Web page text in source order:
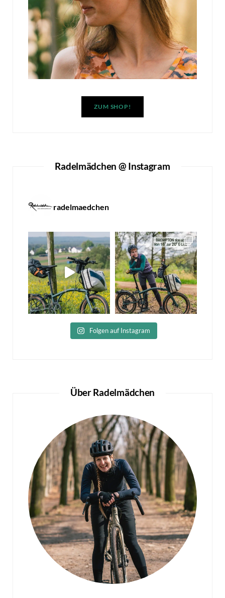
ZUM SHOP!
Radelmädchen @ Instagram
radelmaedchen
Folgen auf Instagram
Über Radelmädchen